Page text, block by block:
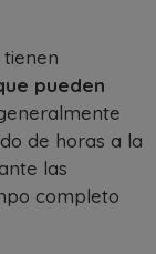
pueden
de horas a la
las
completo